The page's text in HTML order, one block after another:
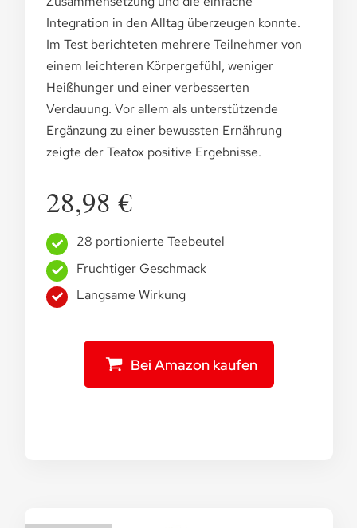
Integration in den Alltag überzeugen konnte.
Im Test berichteten mehrere Teilnehmer von
einem leichteren Körpergefühl, weniger
Heißhunger und einer verbesserten
Verdauung. Vor allem als unterstützende
Ergänzung zu einer bewussten Ernährung
zeigte der Teatox positive Ergebnisse.
28,98 €
28 portionierte Teebeutel
Fruchtiger Geschmack
Langsame Wirkung
Bei Amazon kaufen